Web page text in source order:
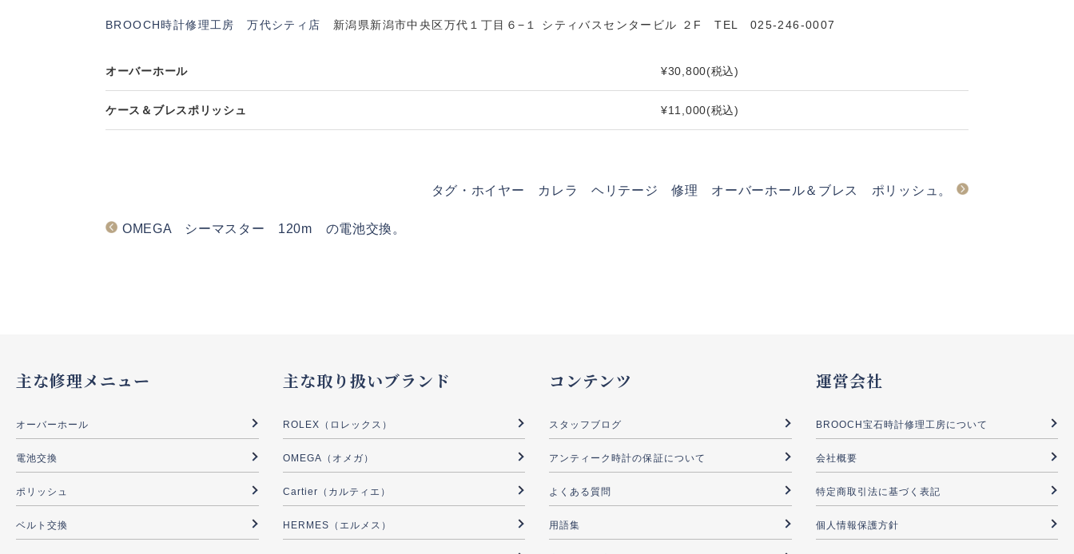
BROOCH時計修理工房 万代シティ店 新潟県新潟市中央区万代１丁目６−１ シティバスセンタービル ２F TEL 025-246-0007
オーバーホール ¥30,800(税込)
ケース＆ブレスポリッシュ ¥11,000(税込)
タグ・ホイヤー カレラ ヘリテージ 修理 オーバーホール＆ブレス ポリッシュ。
OMEGA シーマスター 120m の電池交換。
主な修理メニュー
オーバーホール
電池交換
ポリッシュ
ベルト交換
主な取り扱いブランド
ROLEX（ロレックス）
OMEGA（オメガ）
Cartier（カルティエ）
HERMES（エルメス）
コンテンツ
スタッフブログ
アンティーク時計の保証について
よくある質問
用語集
運営会社
BROOCH宝石時計修理工房について
会社概要
特定商取引法に基づく表記
個人情報保護方針